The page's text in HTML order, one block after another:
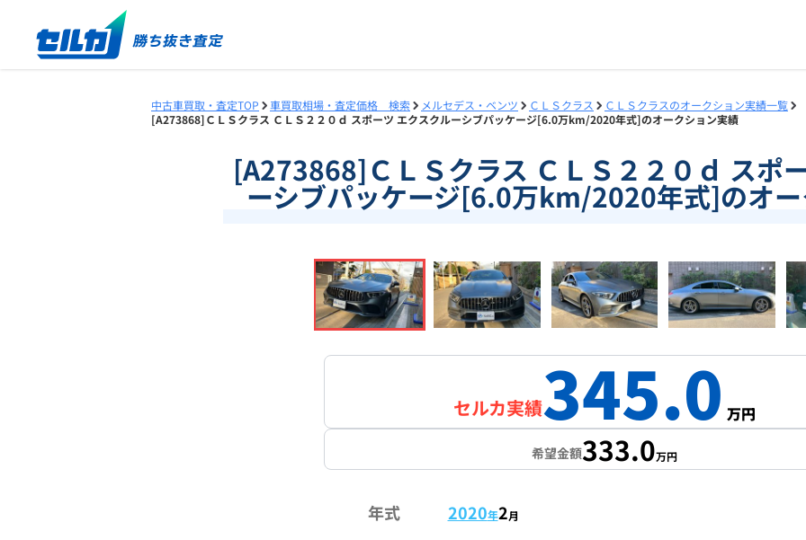
中古車買取・査定TOP 車買取相場・査定価格 検索 メルセデス・ベンツ ＣＬＳクラス
ＣＬＳクラスのオークション実績一覧
[A273868]ＣＬＳクラス ＣＬＳ２２０ｄ スポーツ エクスクルーシブパッケージ[6.0万km/2020年式]のオークション実績
[A273868]ＣＬＳクラス ＣＬＳ２２０ｄ スポ
ーシブパッケージ[6.0万km/2020年式]のオ
セルカ実績345.0 万円
希望金額333.0万円
年式 2020年2月